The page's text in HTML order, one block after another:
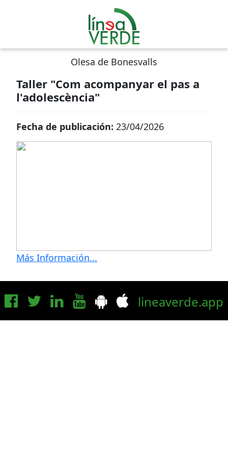
Olesa de Bonesvalls
Taller "Com acompanyar el pas a
l'adolescència"
Fecha de publicación: 23/04/2026
Más Información...
lineaverde.app